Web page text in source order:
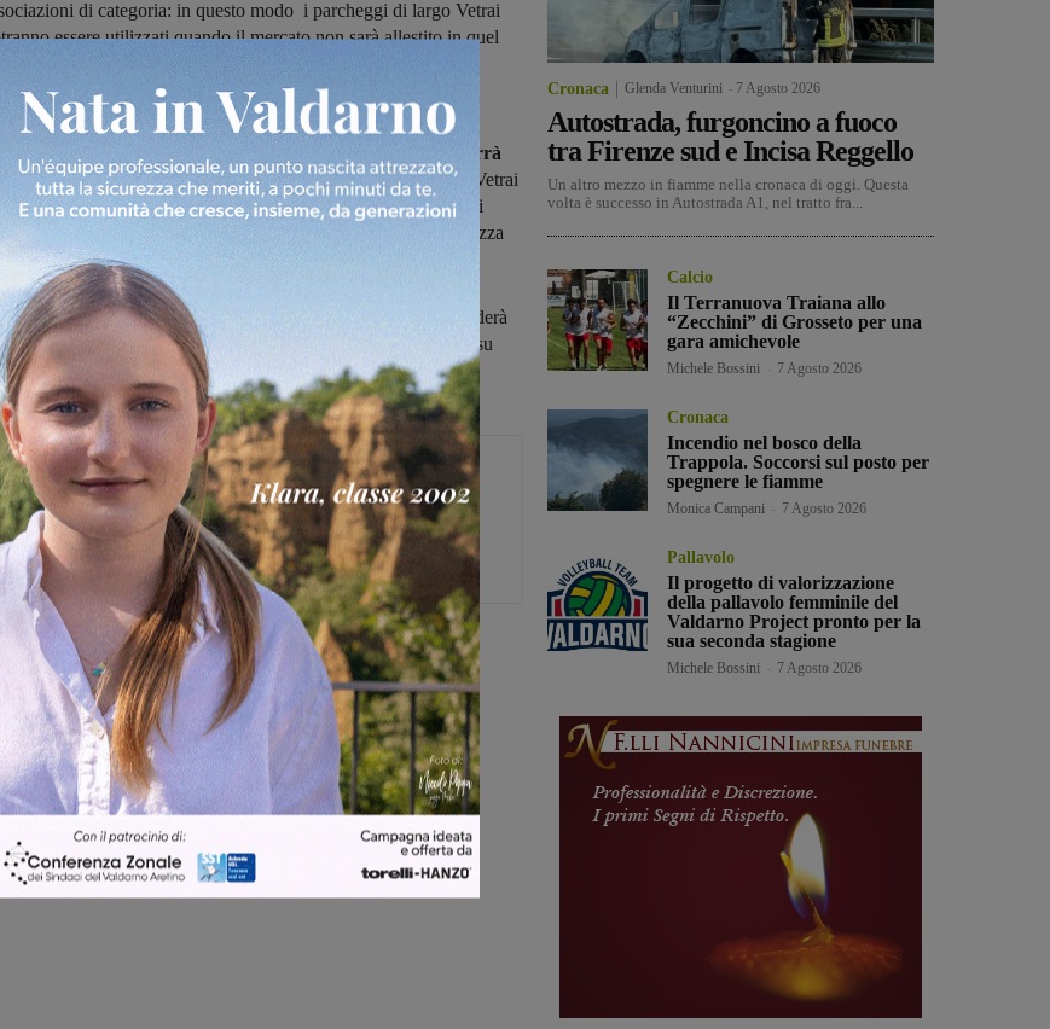
di categoria: in questo modo i parcheggi di largo Vetrai
essere utilizzati quando il mercato non sarà allestito in quel
modifiche entreranno in vigore dalla prossima settimana:
dal 3 aprile, il martedì e il venerdì l’allestimento rimarrà
e i banchi saranno collocati nei consueti spazi di largo Vetrai
il lunedì e il mercoledì gli ambulanti si posteranno di pochi
sul lato opposto di piazza della Libertà, precisamente in piazza
Battisti.
al termine dei sei mesi, i riscontri saranno positivi
si procederà
redazione e formalizzazione del nuovo piano del commercio su
pubblica da sottoporre al Consiglio comunale.
Glenda Venturini
Capo redattore
attualità
Share
Cronaca Glenda Venturini 7 Agosto 2026
Autostrada, furgoncino a fuoco
tra Firenze sud e Incisa Reggello
Un altro mezzo in fiamme nella cronaca di oggi. Questa
volta è successo in Autostrada A1, nel tratto fra...
Calcio
Il Terranuova Traiana allo
“Zecchini” di Grosseto per una
gara amichevole
Michele Bossini 7 Agosto 2026
Cronaca
Incendio nel bosco della
Trappola. Soccorsi sul posto per
spegnere le fiamme
Monica Campani 7 Agosto 2026
Pallavolo
Il progetto di valorizzazione
della pallavolo femminile del
Valdarno Project pronto per la
sua seconda stagione
Michele Bossini 7 Agosto 2026